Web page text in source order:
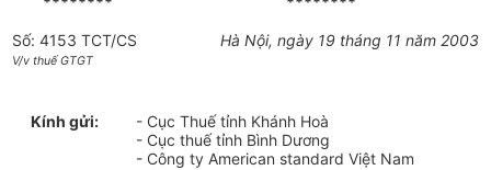
Số: 4153 TCT/CS
V/v thuế GTGT
Hà Nội, ngày 19 tháng 11 năm 2003
Kính gửi:
- Cục Thuế tỉnh Khánh Hoà
- Cục thuế tỉnh Bình Dương
- Công ty American standard Việt Nam